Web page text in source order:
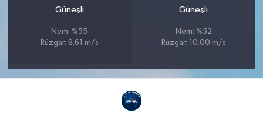
Güneşli
Nem: %55
Rüzgar: 8.61 m/s
Güneşli
Nem: %52
Rüzgar: 10.00 m/s